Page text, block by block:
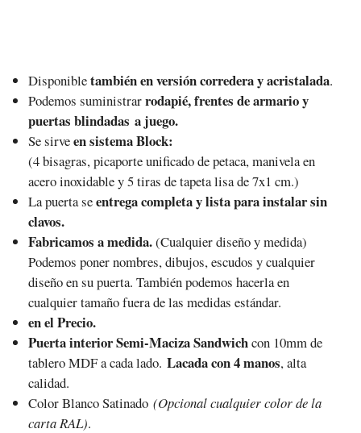
Disponibletambién en versión corredera y acristalada.
Podemos suministrarrodapié, frentes de armario y
puertas blindadas a juego.
Se sirveen sistema Block:
(4 bisagras, picaporte unificado de petaca, manivela en
acero inoxidable y 5 tiras de tapeta lisa de 7x1 cm.)
La puerta seentrega completa y lista para instalar sin
clavos.
Fabricamos a medida.(Cualquier diseño y medida)
Podemos poner nombres, dibujos, escudos y cualquier
diseño en su puerta. También podemos hacerla en
cualquier tamaño fuera de las medidas estándar.
en el Precio.
Puerta interior Semi-Maciza Sandwichcon 10mm de
tablero MDF a cada lado. Lacada con 4 manos, alta
calidad.
Color Blanco Satinado (Opcional cualquier color de la
carta RAL).